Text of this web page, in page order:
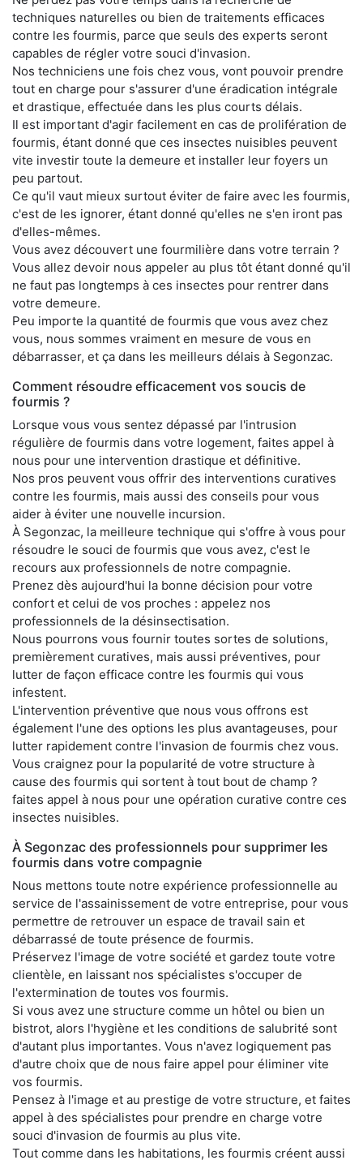
techniques naturelles ou bien de traitements efficaces
contre les fourmis, parce que seuls des experts seront
capables de régler votre souci d'invasion.
Nos techniciens une fois chez vous, vont pouvoir prendre
tout en charge pour s'assurer d'une éradication intégrale
et drastique, effectuée dans les plus courts délais.
Il est important d'agir facilement en cas de prolifération de
fourmis, étant donné que ces insectes nuisibles peuvent
vite investir toute la demeure et installer leur foyers un
peu partout.
Ce qu'il vaut mieux surtout éviter de faire avec les fourmis,
c'est de les ignorer, étant donné qu'elles ne s'en iront pas
d'elles-mêmes.
Vous avez découvert une fourmilière dans votre terrain ?
Vous allez devoir nous appeler au plus tôt étant donné qu'il
ne faut pas longtemps à ces insectes pour rentrer dans
votre demeure.
Peu importe la quantité de fourmis que vous avez chez
vous, nous sommes vraiment en mesure de vous en
débarrasser, et ça dans les meilleurs délais à Segonzac.
Comment résoudre efficacement vos soucis de
fourmis ?
Lorsque vous vous sentez dépassé par l'intrusion
régulière de fourmis dans votre logement, faites appel à
nous pour une intervention drastique et définitive.
Nos pros peuvent vous offrir des interventions curatives
contre les fourmis, mais aussi des conseils pour vous
aider à éviter une nouvelle incursion.
À Segonzac, la meilleure technique qui s'offre à vous pour
résoudre le souci de fourmis que vous avez, c'est le
recours aux professionnels de notre compagnie.
Prenez dès aujourd'hui la bonne décision pour votre
confort et celui de vos proches : appelez nos
professionnels de la désinsectisation.
Nous pourrons vous fournir toutes sortes de solutions,
premièrement curatives, mais aussi préventives, pour
lutter de façon efficace contre les fourmis qui vous
infestent.
L'intervention préventive que nous vous offrons est
également l'une des options les plus avantageuses, pour
lutter rapidement contre l'invasion de fourmis chez vous.
Vous craignez pour la popularité de votre structure à
cause des fourmis qui sortent à tout bout de champ ?
faites appel à nous pour une opération curative contre ces
insectes nuisibles.
À Segonzac des professionnels pour supprimer les
fourmis dans votre compagnie
Nous mettons toute notre expérience professionnelle au
service de l'assainissement de votre entreprise, pour vous
permettre de retrouver un espace de travail sain et
débarrassé de toute présence de fourmis.
Préservez l'image de votre société et gardez toute votre
clientèle, en laissant nos spécialistes s'occuper de
l'extermination de toutes vos fourmis.
Si vous avez une structure comme un hôtel ou bien un
bistrot, alors l'hygiène et les conditions de salubrité sont
d'autant plus importantes. Vous n'avez logiquement pas
d'autre choix que de nous faire appel pour éliminer vite
vos fourmis.
Pensez à l'image et au prestige de votre structure, et faites
appel à des spécialistes pour prendre en charge votre
souci d'invasion de fourmis au plus vite.
Tout comme dans les habitations, les fourmis créent aussi